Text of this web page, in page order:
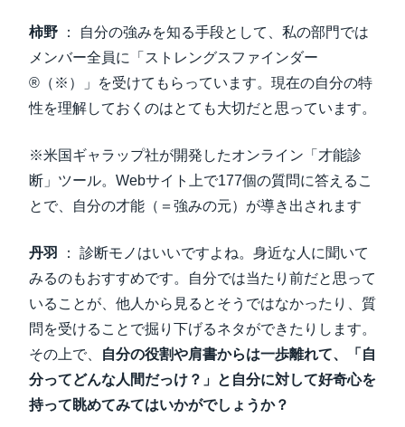
柿野 ： 自分の強みを知る手段として、私の部門では
メンバー全員に「ストレングスファインダー
®（※）」を受けてもらっています。現在の自分の特
性を理解しておくのはとても大切だと思っています。
※米国ギャラップ社が開発したオンライン「才能診
断」ツール。Webサイト上で177個の質問に答えるこ
とで、自分の才能（＝強みの元）が導き出されます
丹羽
： 診断モノはいいですよね。身近な人に聞いて
みるのもおすすめです。自分では当たり前だと思って
いることが、他人から見るとそうではなかったり、質
問を受けることで掘り下げるネタができたりします。
その上で、
自分の役割や肩書からは一歩離れて、「自
分ってどんな人間だっけ？」と自分に対して好奇心を
持って眺めてみてはいかがでしょうか？